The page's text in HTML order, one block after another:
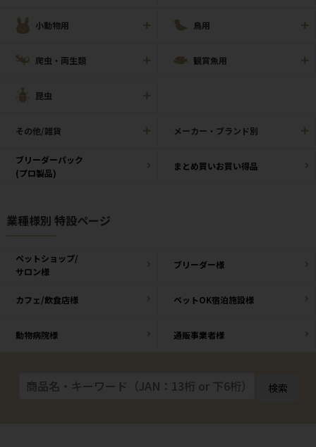
小動物用 鳥用
爬虫・両生類 観賞魚用
昆虫
その他/雑貨 メーカー・ブランド別
ブリーダーパック
(プロ製品)
まとめ買いお買い得品
業種様別 特設ページ
ペットショップ/
サロン様
ブリーダー様
カフェ/飲食店様 ペットOK宿泊施設様
動物病院様 通販事業者様
検索